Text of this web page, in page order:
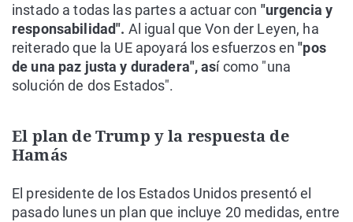
instado a todas las partes a actuar con "urgencia y
responsabilidad". Al igual que Von der Leyen, ha
reiterado que la UE apoyará los esfuerzos en"pos
de una paz justa y duradera", así como "una
solución de dos Estados".
El plan de Trump y la respuesta de
Hamás
El presidente de los Estados Unidos presentó el
pasado lunes un plan que incluye 20 medidas, entre